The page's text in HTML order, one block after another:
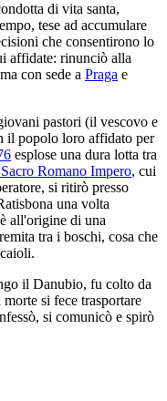
di vita santa,
tese ad accumulare
che consentirono lo
affidate: rinunciò alla
con sede a Praga e
pastori (il vescovo e
il popolo loro affidato per
esplose una dura lotta tra
Romano Impero, cui
si ritirò presso
una volta
all'origine di una
tra i boschi, cosa che
il Danubio, fu colto da
si fece trasportare
si comunicò e spirò